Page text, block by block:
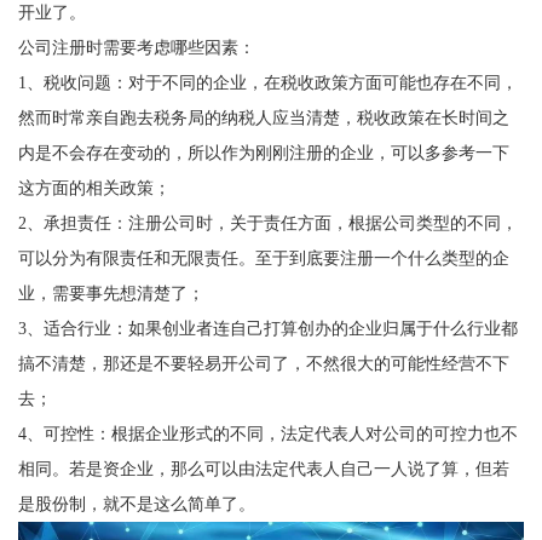
开业了。
公司注册时需要考虑哪些因素：
1、税收问题：对于不同的企业，在税收政策方面可能也存在不同，
然而时常亲自跑去税务局的纳税人应当清楚，税收政策在长时间之
内是不会存在变动的，所以作为刚刚注册的企业，可以多参考一下
这方面的相关政策；
2、承担责任：注册公司时，关于责任方面，根据公司类型的不同，
可以分为有限责任和无限责任。至于到底要注册一个什么类型的企
业，需要事先想清楚了；
3、适合行业：如果创业者连自己打算创办的企业归属于什么行业都
搞不清楚，那还是不要轻易开公司了，不然很大的可能性经营不下
去；
4、可控性：根据企业形式的不同，法定代表人对公司的可控力也不
相同。若是资企业，那么可以由法定代表人自己一人说了算，但若
是股份制，就不是这么简单了。